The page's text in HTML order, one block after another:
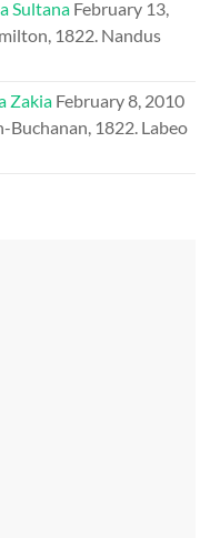
Sultana February 13,
1822. Nandus
Zakia February 8, 2010
1822. Labeo